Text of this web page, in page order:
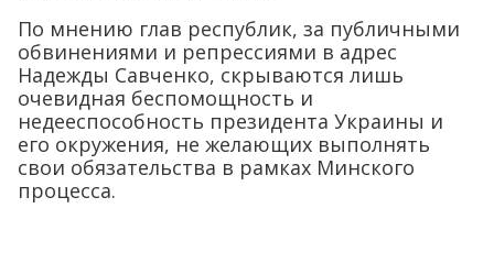
По мнению глав республик, за публичными
обвинениями и репрессиями в адрес
Надежды Савченко, скрываются лишь
очевидная беспомощность и
недееспособность президента Украины и
его окружения, не желающих выполнять
свои обязательства в рамках Минского
процесса.